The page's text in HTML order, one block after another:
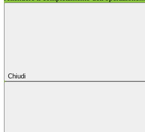
Chiudi